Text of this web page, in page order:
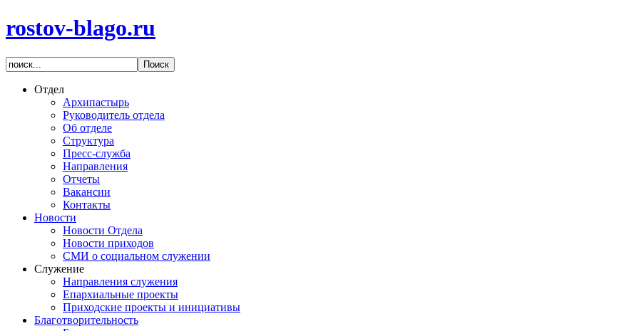
rostov-blago.ru
Отдел
Архипастырь
Руководитель отдела
Об отделе
Структура
Пресс-служба
Направления
Отчеты
Вакансии
Контакты
Новости
Новости Отдела
Новости приходов
СМИ о социальном служении
Служение
Направления служения
Епархиальные проекты
Приходские проекты и инициативы
Благотворительность